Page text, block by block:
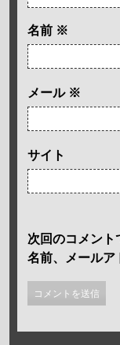
名前 ※
メール ※
サイト
次回のコメント
名前、メールア